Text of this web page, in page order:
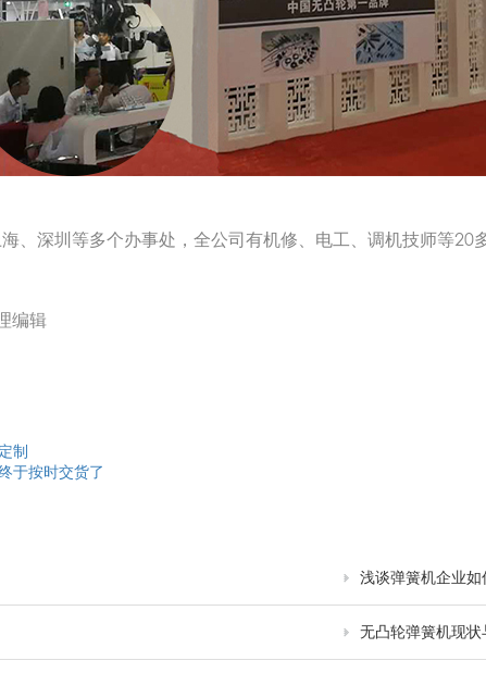
、深圳等多个办事处，全公司有机修、电工、调机技师等
编辑
制
于按时交货了
浅谈弹簧机企业
无凸轮弹簧机现状